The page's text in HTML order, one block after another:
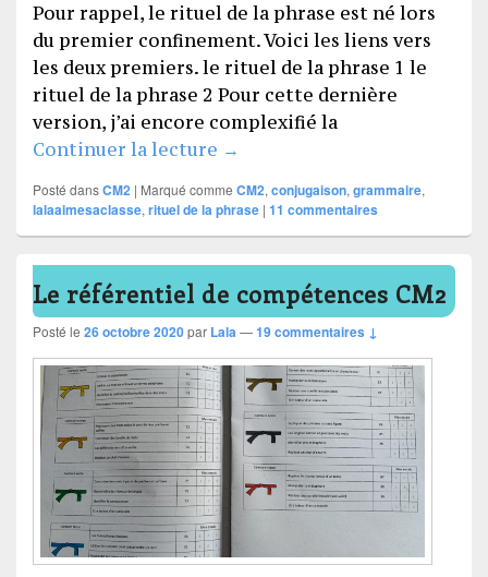
Pour rappel, le rituel de la phrase est né lors
du premier confinement. Voici les liens vers
les deux premiers. le rituel de la phrase 1 le
rituel de la phrase 2 Pour cette dernière
version, j’ai encore complexifié la
Continuer la lecture Le rituel de la phrase 3
→
Posté dansCM2 | Marqué comme CM2, conjugaison, grammaire,
lalaaimesaclasse, rituel de la phrase | 11 commentaires
Le référentiel de compétences CM2
Posté le 26 octobre 2020par Lala—19 commentaires ↓